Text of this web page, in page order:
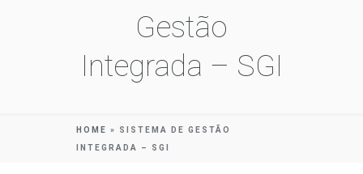
Gestão
Integrada – SGI
HOME » SISTEMA DE GESTÃO
INTEGRADA – SGI